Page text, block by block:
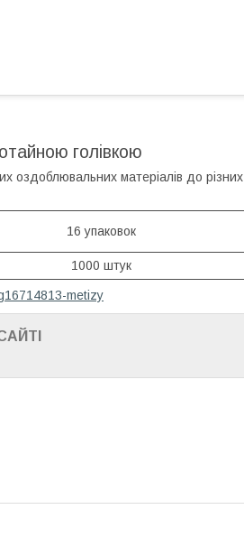
голівкою
оздоблювальних матеріалів до різних
16 упаковок
1000 штук
metizy